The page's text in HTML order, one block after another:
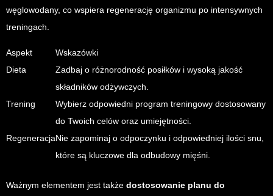
węglowodany, co wspiera regenerację organizmu po intensywnych
treningach.
Aspekt
Wskazówki
Dieta
Zadbaj o różnorodność posiłków i wysoką jakość
składników odżywczych.
Trening
Wybierz odpowiedni program treningowy dostosowany
do Twoich celów oraz umiejętności.
RegeneracjaNie zapominaj o odpoczynku i odpowiedniej ilości snu,
które są kluczowe dla odbudowy mięśni.
Ważnym elementem jest także dostosowanie planu do